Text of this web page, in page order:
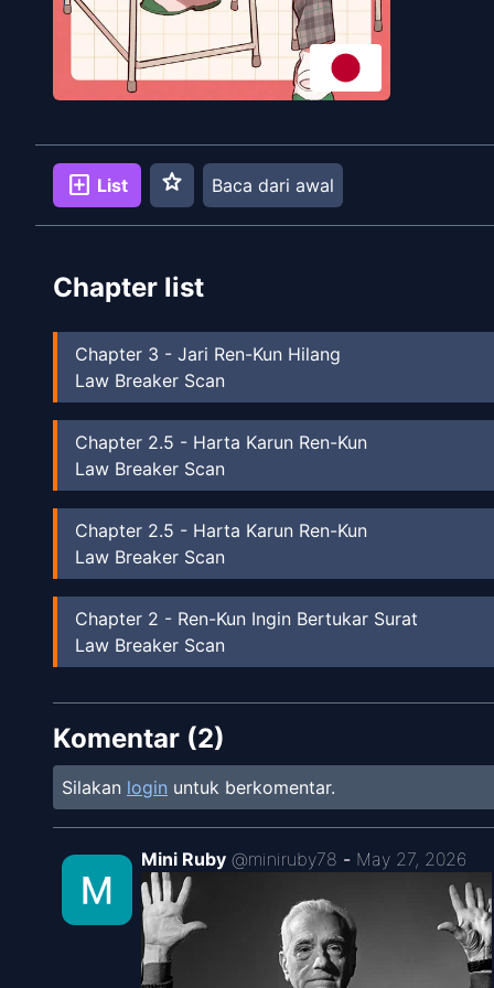
add_box List star Baca dari awal
Chapter list
Chapter 3 - Jari Ren-Kun Hilang
Law Breaker Scan
Chapter 2.5 - Harta Karun Ren-Kun
Law Breaker Scan
Chapter 2.5 - Harta Karun Ren-Kun
Law Breaker Scan
Chapter 2 - Ren-Kun Ingin Bertukar Surat
Law Breaker Scan
Chapter1-Teman Sekelas Ku Ren-Kun Agak
Law Breaker Scan
Komentar (2)
Silakan login untuk berkomentar.
Mini Ruby @miniruby78 - May 27, 2026